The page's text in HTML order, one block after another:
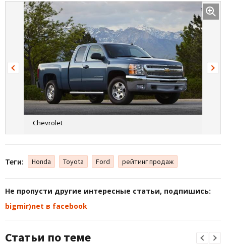
Chevrolet
Теги: Honda Toyota Ford рейтинг продаж
Не пропусти другие интересные статьи, подпишись:
bigmir)net в facebook
Статьи по теме